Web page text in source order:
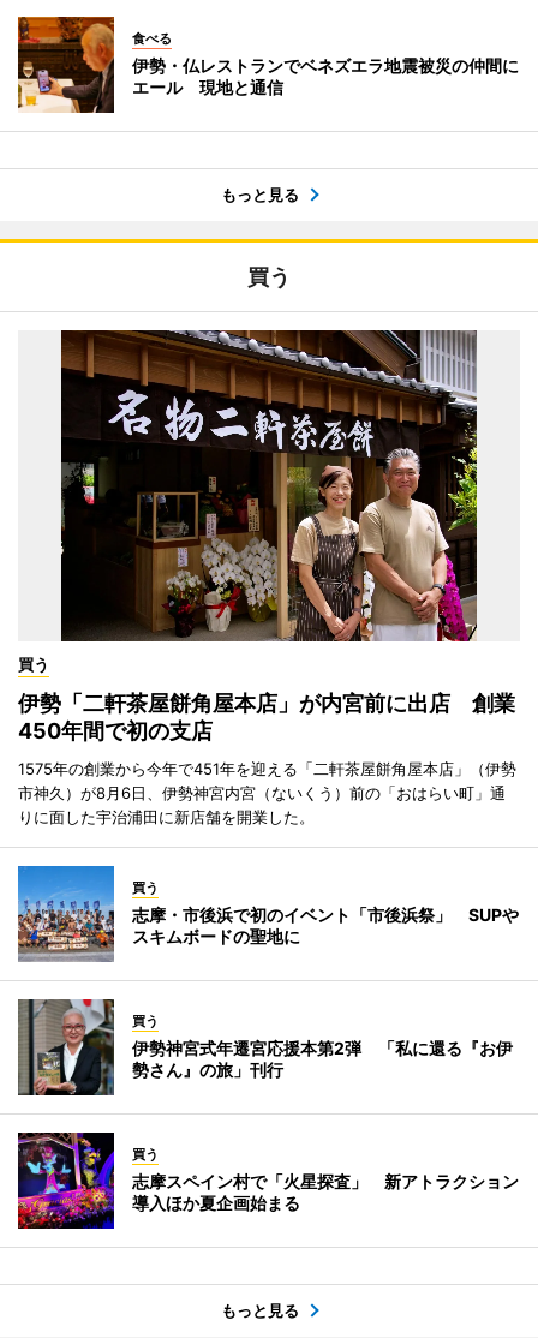
食べる
伊勢・仏レストランでベネズエラ地震被災の仲間に
エール 現地と通信
もっと見る
買う
買う
伊勢「二軒茶屋餅角屋本店」が内宮前に出店 創業
450年間で初の支店
1575年の創業から今年で451年を迎える「二軒茶屋餅角屋本店」（伊勢
市神久）が8月6日、伊勢神宮内宮（ないくう）前の「おはらい町」通
りに面した宇治浦田に新店舗を開業した。
買う
志摩・市後浜で初のイベント「市後浜祭」 SUPや
スキムボードの聖地に
買う
伊勢神宮式年遷宮応援本第2弾 「私に還る『お伊
勢さん』の旅」刊行
買う
志摩スペイン村で「火星探査」 新アトラクション
導入ほか夏企画始まる
もっと見る